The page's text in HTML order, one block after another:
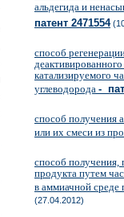
альдегида и
патент 2471554
способ
катализируемого
углеводорода -
способ получения
или их смеси из
способ получения,
продукта путем
в аммиачной среде
(27.04.2012)